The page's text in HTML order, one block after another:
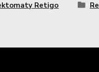
Retigo